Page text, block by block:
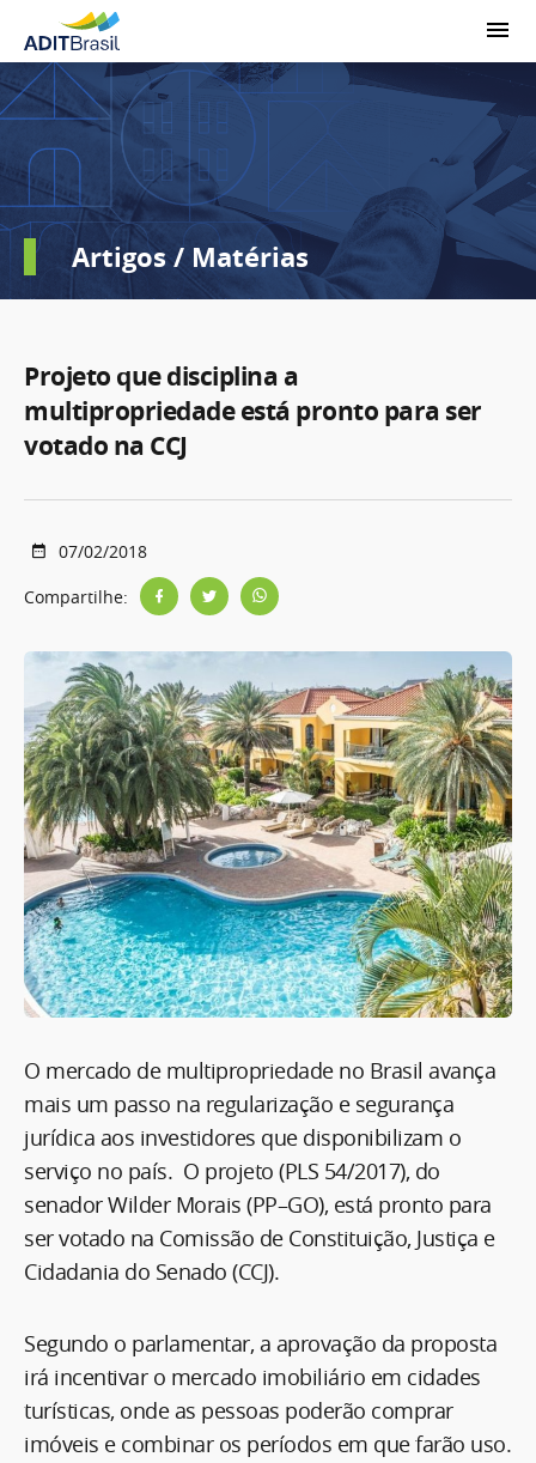
Artigos / Matérias
Projeto que disciplina a
multipropriedade está pronto para ser
votado na CCJ
07/02/2018
Compartilhe:
O mercado de multipropriedade no Brasil avança
mais um passo na regularização e segurança
jurídica aos investidores que disponibilizam o
serviço no país. O projeto (PLS 54/2017), do
senador Wilder Morais (PP–GO), está pronto para
ser votado na Comissão de Constituição, Justiça e
Cidadania do Senado (CCJ).
Segundo o parlamentar, a aprovação da proposta
irá incentivar o mercado imobiliário em cidades
turísticas, onde as pessoas poderão comprar
imóveis e combinar os períodos em que farão uso.